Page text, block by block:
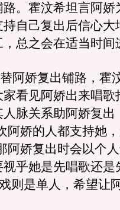
。霍汶希坦言阿娇
自己复出后信心大
总之会在适当时间
娇复出铺路，霍
看见阿娇出来唱歌
人脉关系助阿娇复出
阿娇的人都支持她
阿娇复出时会以个
乎她是先唱歌还是
则是单人，希望让